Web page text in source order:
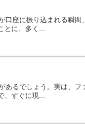
座に振り込まれる瞬間
に、多く...
あるでしょう。実は、
すぐに現...